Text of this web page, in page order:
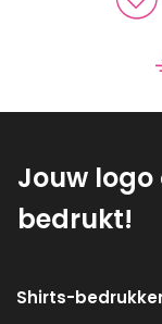
Jouw logo
bedrukt!
Shirts-